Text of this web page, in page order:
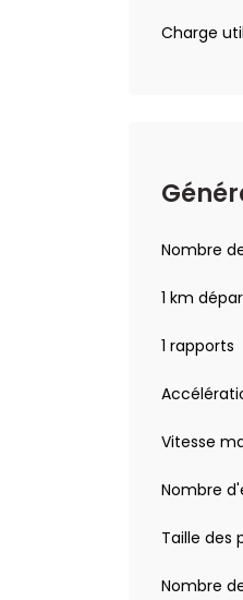
Charge
Nombre
1 km
1 rapports
Vitesse
Nombre
Taille des
Nombre